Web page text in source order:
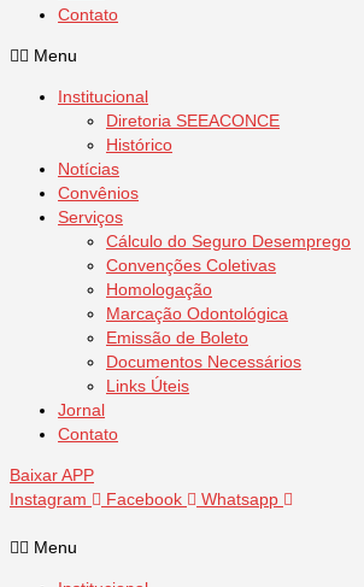
Contato
Menu
Institucional
Diretoria SEEACONCE
Histórico
Notícias
Convênios
Serviços
Cálculo do Seguro Desemprego
Convenções Coletivas
Homologação
Marcação Odontológica
Emissão de Boleto
Documentos Necessários
Links Úteis
Jornal
Contato
Baixar APP
Instagram
Facebook Whatsapp
Menu